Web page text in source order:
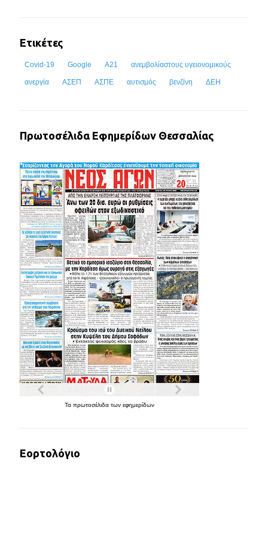
Ετικέτες
Covid-19 Google Α21 ανεμβολίαστους υγειονομικούς
ανεργία ΑΣΕΠ ΑΣΠΕ αυτισμός βενζίνη ΔΕΗ
Πρωτοσέλιδα Εφημερίδων Θεσσαλίας
Τα πρωτοσέλιδα των εφημερίδων
Εορτολόγιο